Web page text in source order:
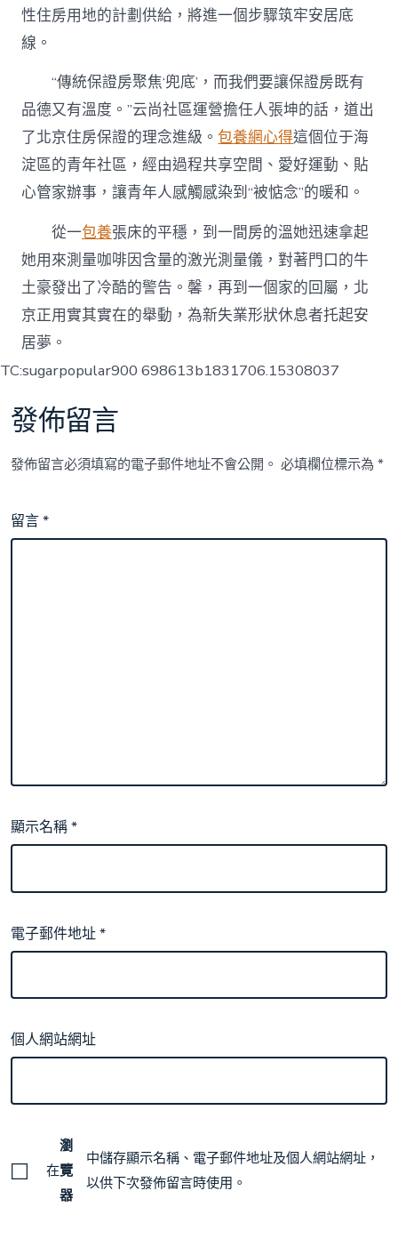
性住房用地的計劃供給，將進一個步驟筑牢安居底
線。
“傳統保證房聚焦‘兜底’，而我們要讓保證房既有
品德又有溫度。”云尚社區運營擔任人張坤的話，道出
了北京住房保證的理念進級。包養網心得這個位于海
淀區的青年社區，經由過程共享空間、愛好運動、貼
心管家辦事，讓青年人感觸感染到“被惦念”的暖和。
從一包養張床的平穩，到一間房的溫她迅速拿起
她用來測量咖啡因含量的激光測量儀，對著門口的牛
土豪發出了冷酷的警告。馨，再到一個家的回屬，北
京正用實其實在的舉動，為新失業形狀休息者托起安
居夢。
TC:sugarpopular900 698613b1831706.15308037
發佈留言
發佈留言必須填寫的電子郵件地址不會公開。 必填欄位標示為*
留言*
顯示名稱*
電子郵件地址*
個人網站網址
在
瀏
覽
器
中儲存顯示名稱、電子郵件地址及個人網站網址，
以供下次發佈留言時使用。